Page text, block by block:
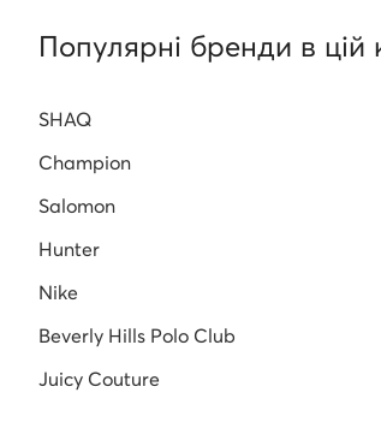
Популярні бренди в цій
SHAQ
Champion
Salomon
Hunter
Nike
Beverly Hills Polo Club
Juicy Couture